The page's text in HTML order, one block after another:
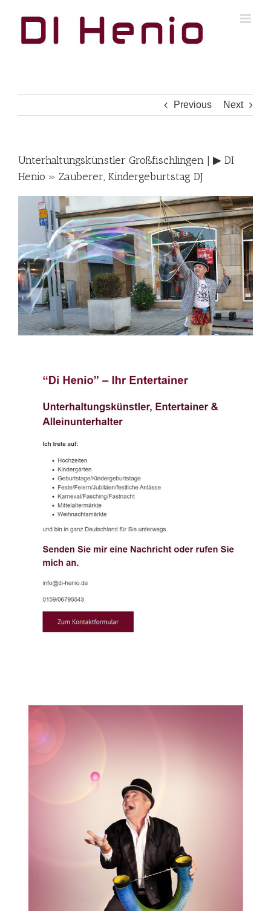
Previous Next
Unterhaltungskünstler Großfischlingen | ▶︎ DI
Henio » Zauberer, Kindergeburtstag DJ